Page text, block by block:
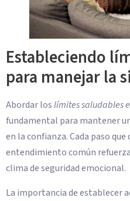
Estableciendo
para manejar la
Abordar loslímites saludables
fundamental para mantener
en la confianza. Cada paso
entendimiento común
clima de seguridad emocional.
La importancia de establecer